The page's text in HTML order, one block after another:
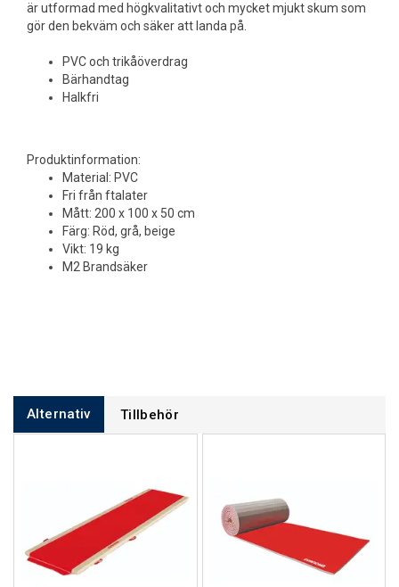
är utformad med högkvalitativt och mycket mjukt skum som
gör den bekväm och säker att landa på.
PVC och trikåöverdrag
Bärhandtag
Halkfri
Produktinformation:
Material: PVC
Fri från ftalater
Mått: 200 x 100 x 50 cm
Färg: Röd, grå, beige
Vikt: 19 kg
M2 Brandsäker
Alternativ Tillbehör